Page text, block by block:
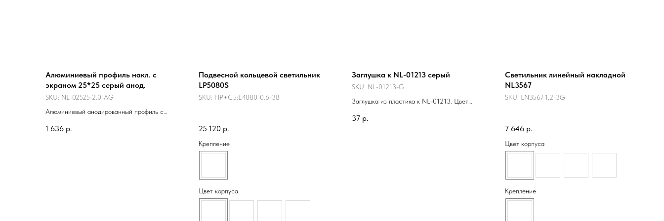
Алюминиевый профиль накл. с
экраном 25*25 серый анод.
SKU: NL-02525-2.0-AG
Алюминиевый анодированный профиль с
декоративной подсветки. Для использования
1 636 р.
Подвесной кольцевой светильник
LP5080S
SKU: HP+C5:E4080-0.6-3B
25 120 р.
Крепление
Цвет корпуса
Заглушка к NL-01213 серый
SKU: NL-01213-G
Заглушка из пластика к NL-01213. Цвет
37 р.
Светильник линейный накладной
NL3567
SKU: LN3567-1,2-3G
7 646 р.
Цвет корпуса
Крепление